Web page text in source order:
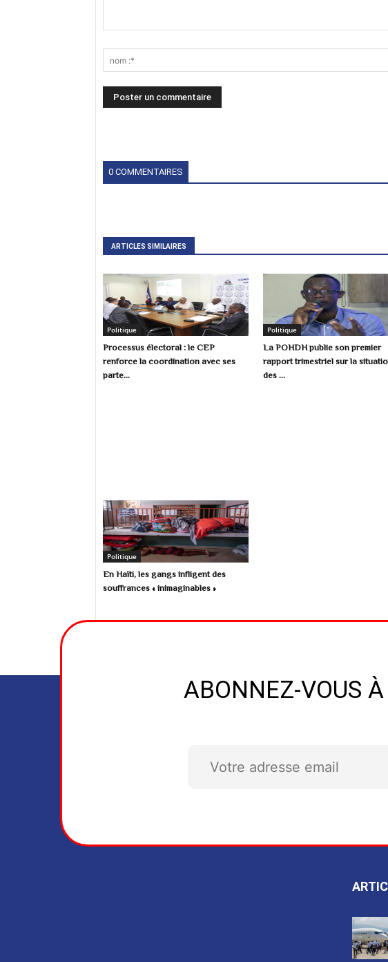
0 COMMENTAIRES
ARTICLES SIMILAIRES
Politique
Processus électoral : le CEP
renforce la coordination avec ses
parte...
Politique
La POHDH publie son premier
rapport trimestriel sur la
des ...
Politique
En Haïti, les gangs infligent des
souffrances « inimaginables »
ABONNEZ-VOUS